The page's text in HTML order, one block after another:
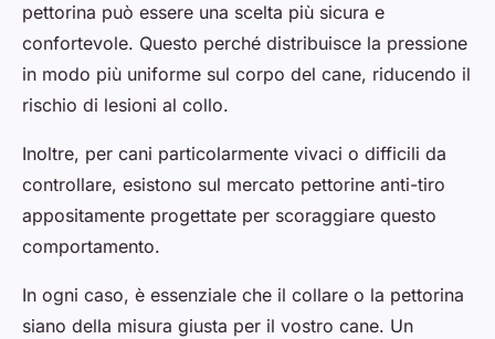
pettorina può essere una scelta più sicura e
confortevole. Questo perché distribuisce la pressione
in modo più uniforme sul corpo del cane, riducendo il
rischio di lesioni al collo.
Inoltre, per cani particolarmente vivaci o difficili da
controllare, esistono sul mercato pettorine anti-tiro
appositamente progettate per scoraggiare questo
comportamento.
In ogni caso, è essenziale che il collare o la pettorina
siano della misura giusta per il vostro cane. Un